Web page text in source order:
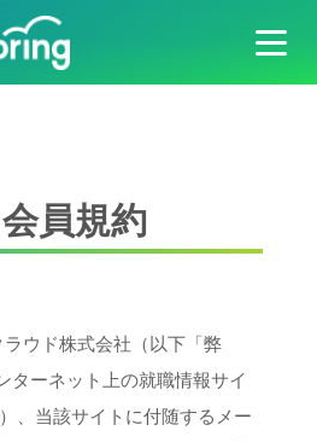
員規約
ラウド株式会社（以下「弊
ターネット上の就職情報サイ
）、当該サイトに付随するメー